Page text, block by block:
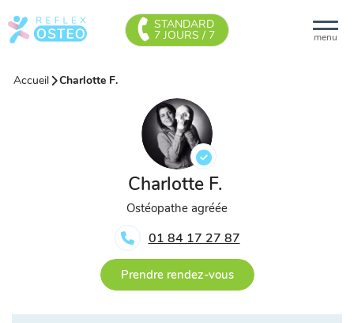
menu
STANDARD
7 JOURS / 7
Accueil Charlotte F.
Charlotte F.
Ostéopathe agréée
01 84 17 27 87
Prendre rendez-vous